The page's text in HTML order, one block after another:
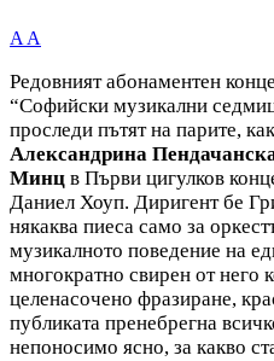
A A
Редовният абонаментен
“Софийски музикални
проследи пътят на парите,
Александрина
Минц в Първи цигулков
Даниел Хоуп. Диригент бе
някаква пиеса само за
музикалното поведение на
многократно свирен от него
целенасочено фразиране,
публиката пренебрегна
непоносимо ясно, за какво